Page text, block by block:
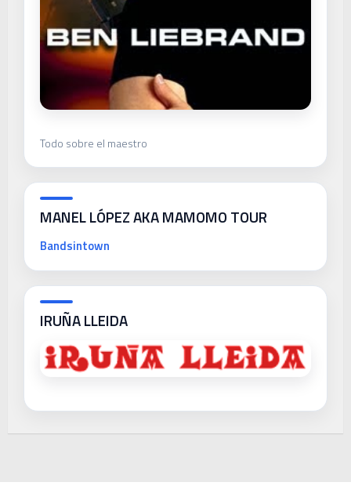
Todo sobre el maestro
MANEL LÓPEZ AKA MAMOMO TOUR
Bandsintown
IRUÑA LLEIDA